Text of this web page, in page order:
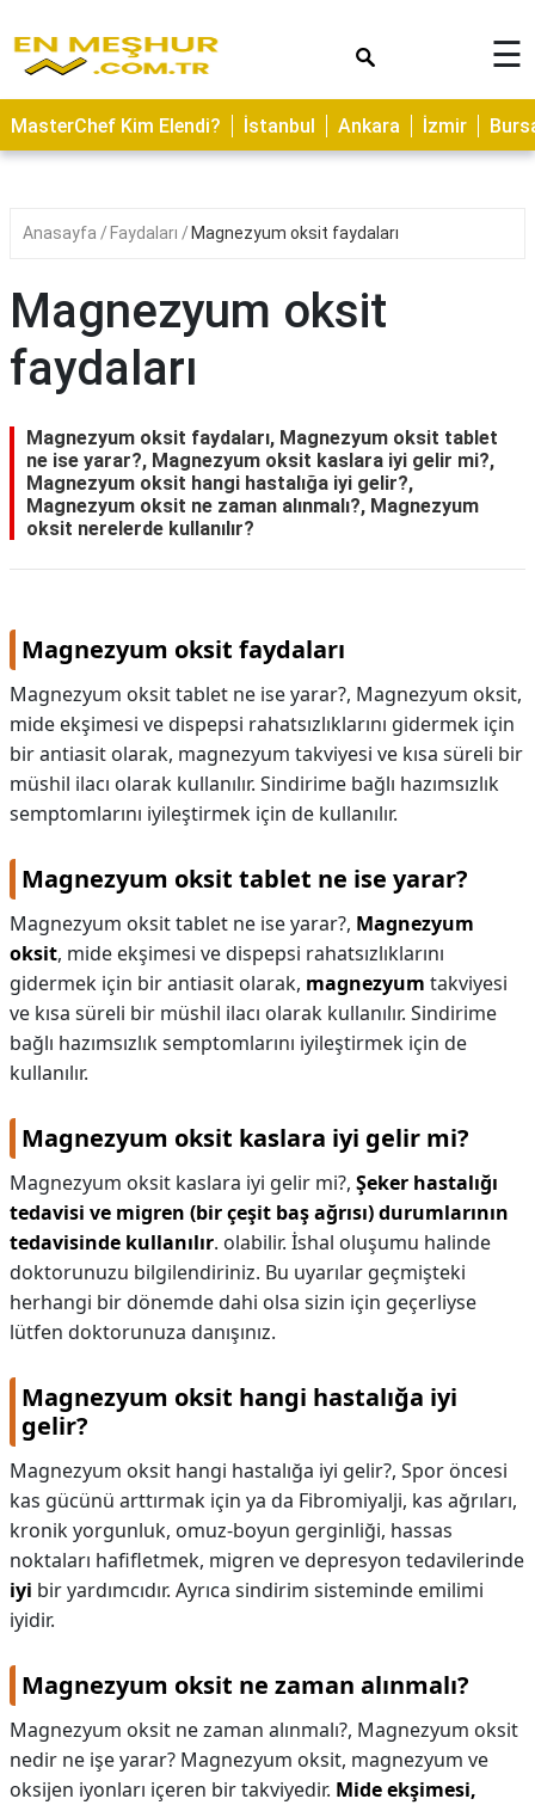
ASTROLOJİ
SAĞLIK
YERLER
BAKIMI
KAMP
ALANLARI
HAMİLELİK
☰
MasterChef Kim Elendi? İstanbul Ankara İzmir
Anasayfa Faydaları Magnezyum oksit faydaları
Magnezyum oksit
faydaları
Magnezyum oksit faydaları, Magnezyum oksit tablet
ne ise yarar?, Magnezyum oksit kaslara iyi gelir mi?,
Magnezyum oksit hangi hastalığa iyi gelir?,
Magnezyum oksit ne zaman alınmalı?, Magnezyum
oksit nerelerde kullanılır?
Magnezyum oksit faydaları
Magnezyum oksit tablet ne ise yarar?, Magnezyum oksit,
mide ekşimesi ve dispepsi rahatsızlıklarını gidermek için
bir antiasit olarak, magnezyum takviyesi ve kısa süreli bir
müshil ilacı olarak kullanılır. Sindirime bağlı hazımsızlık
semptomlarını iyileştirmek için de kullanılır.
Magnezyum oksit tablet ne ise yarar?
Magnezyum oksit tablet ne ise yarar?, Magnezyum
oksit, mide ekşimesi ve dispepsi rahatsızlıklarını
gidermek için bir antiasit olarak, magnezyum takviyesi
ve kısa süreli bir müshil ilacı olarak kullanılır. Sindirime
bağlı hazımsızlık semptomlarını iyileştirmek için de
kullanılır.
Magnezyum oksit kaslara iyi gelir mi?
Magnezyum oksit kaslara iyi gelir mi?, Şeker hastalığı
tedavisi ve migren (bir çeşit baş ağrısı) durumlarının
tedavisinde kullanılır. olabilir. İshal oluşumu halinde
doktorunuzu bilgilendiriniz. Bu uyarılar geçmişteki
herhangi bir dönemde dahi olsa sizin için geçerliyse
lütfen doktorunuza danışınız.
Magnezyum oksit hangi hastalığa iyi
gelir?
Magnezyum oksit hangi hastalığa iyi gelir?, Spor öncesi
kas gücünü arttırmak için ya da Fibromiyalji, kas ağrıları,
kronik yorgunluk, omuz-boyun gerginliği, hassas
noktaları hafifletmek, migren ve depresyon tedavilerinde
iyi bir yardımcıdır. Ayrıca sindirim sisteminde emilimi
iyidir.
Magnezyum oksit ne zaman alınmalı?
Magnezyum oksit ne zaman alınmalı?, Magnezyum oksit
nedir ne işe yarar? Magnezyum oksit, magnezyum ve
oksijen iyonları içeren bir takviyedir. Mide ekşimesi,